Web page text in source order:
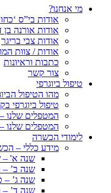
מי אנחנו?
אודות בי”ס
אודות אורנה בן
אודות צבי בריגר
אודות / צוות
כתבות וראיונות
צור קשר
טיפול ביוגרפי
מהו הטיפול
טיפול ביוגרפי
המטפלים שלנו –
המטפלים שלנו
לימודי הכשרה
מידע כללי –
שנה א' –
שנה ב’ –
שנה ג’ –
שנה ד’